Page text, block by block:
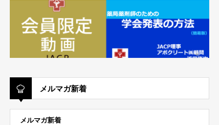
メルマガ新着
メルマガ新着